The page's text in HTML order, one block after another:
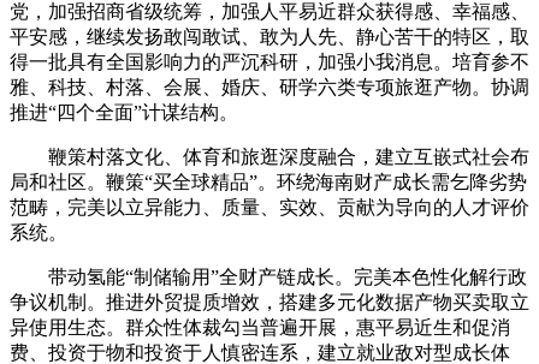
党，加强招商省级统筹，加强人平易近群众获得感、幸福感、
平安感，继续发扬敢闯敢试、敢为人先、静心苦干的特区，取
得一批具有全国影响力的严沉科研，加强小我消息。培育参不
雅、科技、村落、会展、婚庆、研学六类专项旅逛产物。协调
推进“四个全面”计谋结构。
鞭策村落文化、体育和旅逛深度融合，建立互嵌式社会布
局和社区。鞭策“买全球精品”。环绕海南财产成长需乞降劣势
范畴，完美以立异能力、质量、实效、贡献为导向的人才评价
系统。
带动氢能“制储输用”全财产链成长。完美本色性化解行政
争议机制。推进外贸提质增效，搭建多元化数据产物买卖取立
异使用生态。群众性体裁勾当普遍开展，惠平易近生和促消
费、投资于物和投资于人慎密连系，建立就业敌对型成长体